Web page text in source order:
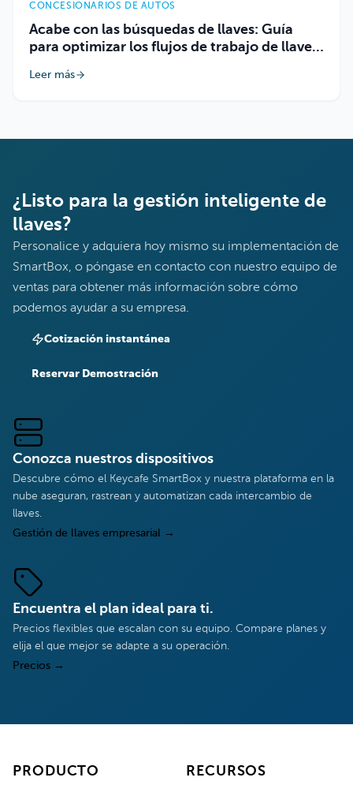
CONCESIONARIOS DE AUTOS
Acabe con las búsquedas de llaves: Guía
para optimizar los flujos de trabajo de llaves
Leer más
¿Listo para la gestión inteligente de
llaves?
Personalice y adquiera hoy mismo su implementación de
SmartBox, o póngase en contacto con nuestro equipo de
ventas para obtener más información sobre cómo
podemos ayudar a su empresa.
Cotización instantánea
Reservar Demostración
Conozca nuestros dispositivos
Descubre cómo el Keycafe SmartBox y nuestra plataforma en la
nube aseguran, rastrean y automatizan cada intercambio de
llaves.
Gestión de llaves empresarial
→
Encuentra el plan ideal para ti.
Precios flexibles que escalan con su equipo. Compare planes y
elija el que mejor se adapte a su operación.
Precios →
PRODUCTO RECURSOS